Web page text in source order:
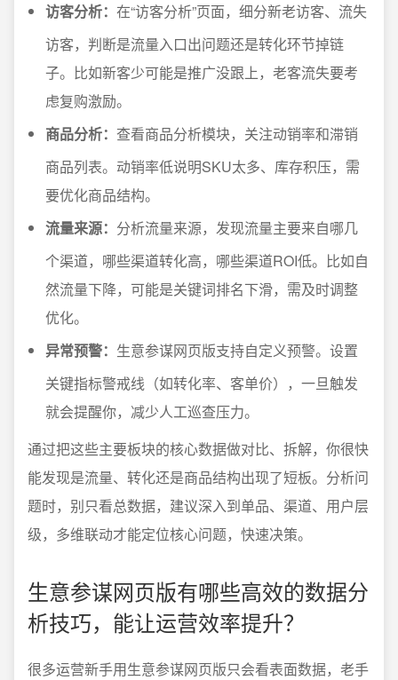
访客分析： 在“访客分析”页面，细分新老访客、流失
访客，判断是流量入口出问题还是转化环节掉链
子。比如新客少可能是推广没跟上，老客流失要考
虑复购激励。
商品分析： 查看商品分析模块，关注动销率和滞销
商品列表。动销率低说明SKU太多、库存积压，需
要优化商品结构。
流量来源： 分析流量来源，发现流量主要来自哪几
个渠道，哪些渠道转化高，哪些渠道ROI低。比如自
然流量下降，可能是关键词排名下滑，需及时调整
优化。
异常预警： 生意参谋网页版支持自定义预警。设置
关键指标警戒线（如转化率、客单价），一旦触发
就会提醒你，减少人工巡查压力。
通过把这些主要板块的核心数据做对比、拆解，你很快
能发现是流量、转化还是商品结构出现了短板。分析问
题时，别只看总数据，建议深入到单品、渠道、用户层
级，多维联动才能定位核心问题，快速决策。
生意参谋网页版有哪些高效的数据分
析技巧，能让运营效率提升？
很多运营新手用生意参谋网页版只会看表面数据，老手